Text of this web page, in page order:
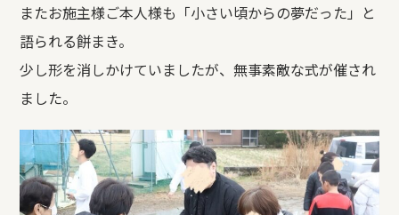
またお施主様ご本人様も「小さい頃からの夢だった」と
語られる餅まき。
少し形を消しかけていましたが、無事素敵な式が催され
ました。